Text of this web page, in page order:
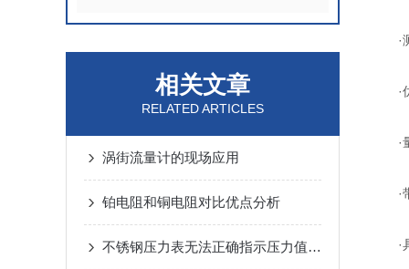
相关文章
RELATED ARTICLES
涡街流量计的现场应用
铂电阻和铜电阻对比优点分析
不锈钢压力表无法正确指示压力值的处理
·测
·优
·量
·带
·具